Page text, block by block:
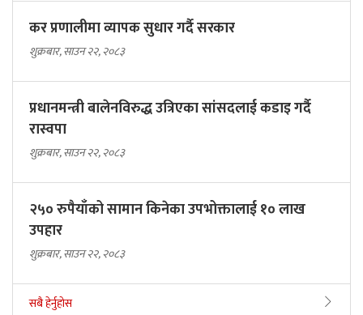
कर प्रणालीमा व्यापक सुधार गर्दै सरकार
शुक्रबार, साउन २२, २०८३
प्रधानमन्त्री बालेनविरुद्ध उत्रिएका सांसदलाई कडाइ गर्दै
रास्वपा
शुक्रबार, साउन २२, २०८३
२५० रुपैयाँको सामान किनेका उपभोक्तालाई १० लाख
उपहार
शुक्रबार, साउन २२, २०८३
सबै हेर्नुहोस